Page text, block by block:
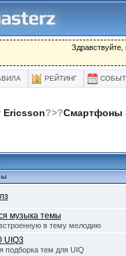
Здравствуйте,
РЕЙТИНГ
?>?Смартфоны
музыка темы
в тему мелодию
UIQ3
подборка тем для UIQ